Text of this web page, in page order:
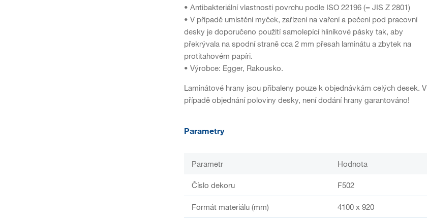
• Antibakteriální vlastnosti povrchu podle ISO 22196 (= JIS Z 2801)
• V případě umístění myček, zařízení na vaření a pečení pod pracovní
desky je doporučeno použití samolepící hliníkové pásky tak, aby
překrývala na spodní straně cca 2 mm přesah laminátu a zbytek na
protitahovém papíri.
• Výrobce: Egger, Rakousko.
Laminátové hrany jsou přibaleny pouze k objednávkám celých desek. V
případě objednání poloviny desky, není dodání hrany garantováno!
Parametry
Parametr Hodnota
Číslo dekoru F502
Formát materiálu (mm) 4100 x 920